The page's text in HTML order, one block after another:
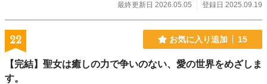
最終更新日 2026.05.05
登録日 2025.09.19
22 お気に入り追加 15
【完結】聖女は癒しの力で争いのない、愛の世界をめざしま
す。